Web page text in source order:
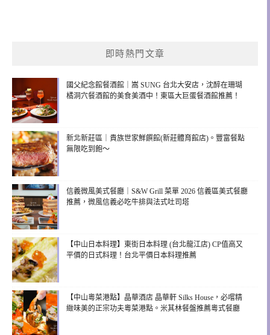
即時熱門文章
國父紀念館餐酒館｜嵩 SUNG 台北大安店，沈醉在珊瑚
橘洞穴餐酒館的美食美酒中！東區大巨蛋餐酒館推薦！
新北新莊區｜貴族世家鮮饌館(新莊體育館店)。豐富餐點
無限吃到飽～
信義微風美式餐廳｜S&W Grill 菜單 2026 信義區美式餐廳
推薦，微風信義必吃牛排與法式吐司塔
【中山日本料理】東街日本料理 (台北龍江店) CP值高又
平價的日式料理！台北平價日本料理推薦
【中山粵菜港點】晶華酒店 晶華軒 Silks House，必嚐精
緻味美的正宗功夫粵菜港點。米其林餐盤推薦粵式餐廳